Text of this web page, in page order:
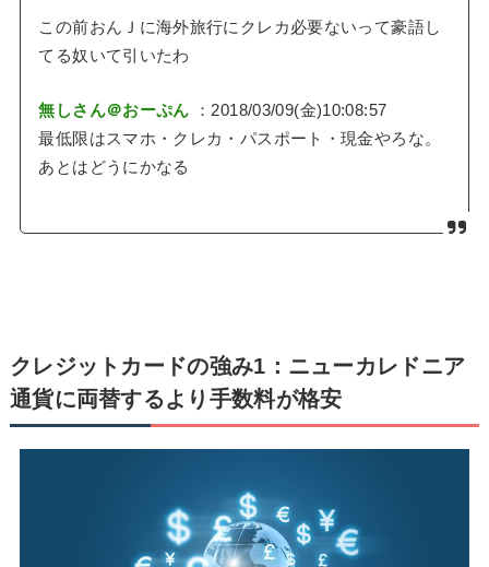
この前おんＪに海外旅行にクレカ必要ないって豪語し
てる奴いて引いたわ
無しさん＠おーぷん ：2018/03/09(金)10:08:57
最低限はスマホ・クレカ・パスポート・現金やろな。
あとはどうにかなる
クレジットカードの強み1：ニューカレドニア
通貨に両替するより手数料が格安